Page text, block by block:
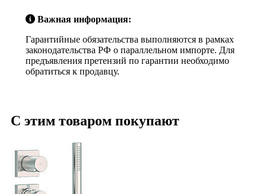
Важная информация:
Гарантийные обязательства выполняются в рамках
законодательства РФ о параллельном импорте. Для
предъявления претензий по гарантии необходимо
обратиться к продавцу.
С этим товаром покупают